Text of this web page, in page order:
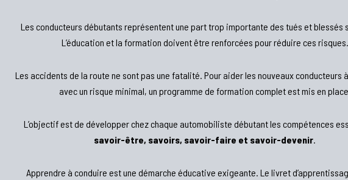
Les conducteurs débutants représentent une part trop importante des tués et blessés
L’éducation et la formation doivent être renforcées pour réduire ces risques.
Les accidents de la route ne sont pas une fatalité. Pour aider les nouveaux conducteurs
avec un risque minimal, un programme de formation complet est mis en place.
L’objectif est de développer chez chaque automobiliste débutant les compétences
savoir-être, savoirs, savoir-faire et savoir-devenir
Apprendre à conduire est une démarche éducative exigeante. Le livret